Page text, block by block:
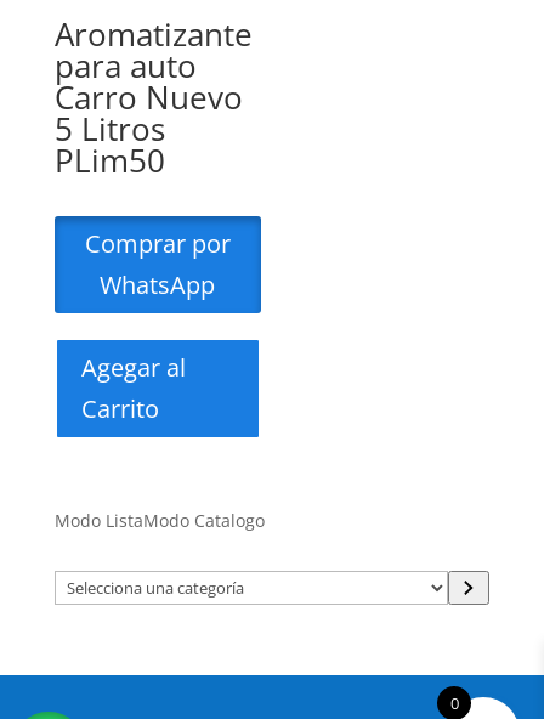
Aromatizante
para auto
Carro Nuevo
5 Litros
PLim50
Comprar por
WhatsApp
Agegar al
Carrito
Modo ListaModo Catalogo
Selecciona
una
0